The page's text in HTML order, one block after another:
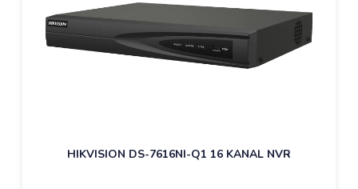
HIKVISION DS-7616NI-Q1 16 KANAL NVR